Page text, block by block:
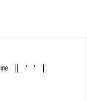
|| ' '